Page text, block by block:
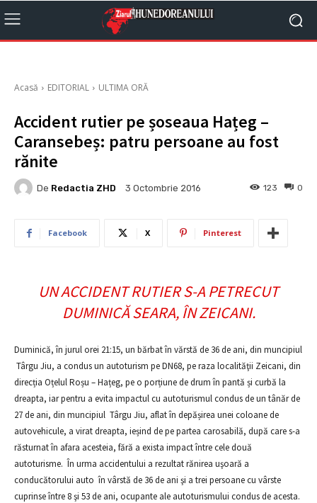
Acasă EDITORIAL ULTIMA ORĂ
Accident rutier pe șoseaua Hațeg –
Caransebeș: patru persoane au fost
rănite
De Redactia ZHD 3 Octombrie 2016 0
123
Facebook X Pinterest
UN ACCIDENT RUTIER S-A PETRECUT
DUMINICĂ SEARA, ÎN ZEICANI.
Duminică, în jurul orei 21:15, un bărbat în vărstă de 36 de ani, din muncipiul
Târgu Jiu, a condus un autoturism pe DN68, pe raza localităţii Zeicani, din
direcția Oțelul Roșu – Hațeg, pe o porțiune de drum în pantă și curbă la
dreapta, iar pentru a evita impactul cu autoturismul condus de un tânăr de
27 de ani, din muncipiul Târgu Jiu, aflat în depășirea unei coloane de
autovehicule, a virat dreapta, ieșind de pe partea carosabilă, după care s-a
răsturnat în afara acesteia, fără a exista impact între cele două
autoturisme. În urma accidentului a rezultat rănirea uşoară a
conducătorului auto în vârstă de 36 de ani şi a trei persoane cu vârste
cuprinse între 8 şi 53 de ani, ocupante ale autoturismului condus de acesta.